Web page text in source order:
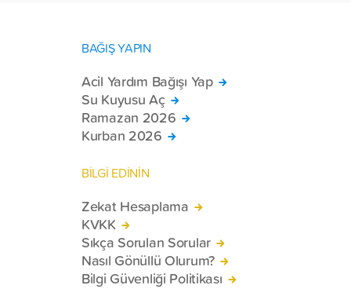
BAĞIŞ YAPIN
Acil Yardım Bağışı Yap
Su Kuyusu Aç
Ramazan 2026
Kurban 2026
BİLGİ EDİNİN
Zekat Hesaplama
KVKK
Sıkça Sorulan Sorular
Nasıl Gönüllü Olurum?
Bilgi Güvenliği Politikası